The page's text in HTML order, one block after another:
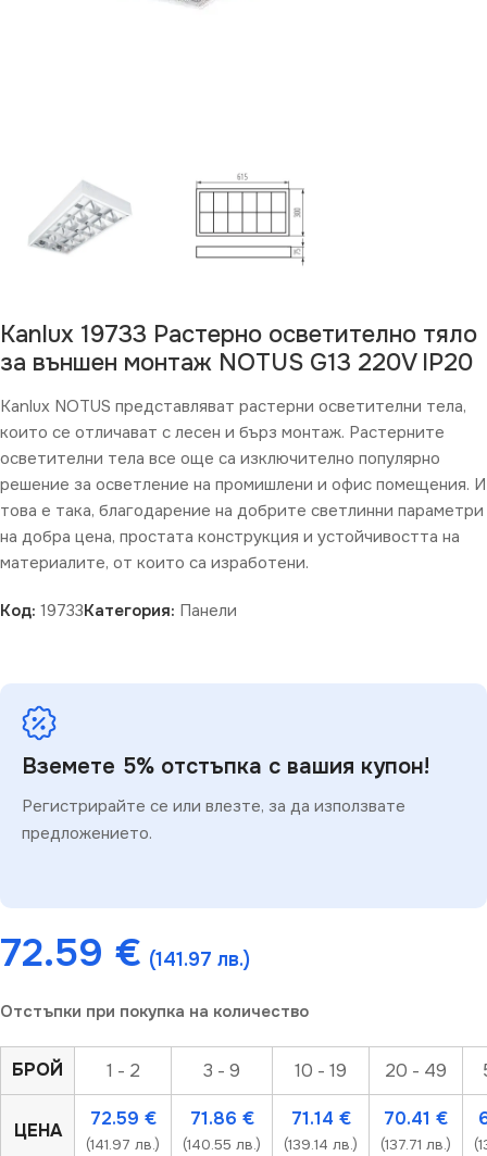
Kanlux 19733 Растерно осветително тяло
за външен монтаж NOTUS G13 220V IP20
Kanlux NOTUS представляват растерни осветителни тела,
които се отличават с лесен и бърз монтаж. Растерните
осветителни тела все още са изключително популярно
решение за осветление на промишлени и офис помещения. И
това е така, благодарение на добрите светлинни параметри
на добра цена, простата конструкция и устойчивостта на
материалите, от които са изработени.
Код: 19733Категория: Панели
Вземете 5% отстъпка с вашия купон!
Регистрирайте се или влезте, за да използвате
предложението.
72.59 € (141.97 лв.)
Отстъпки при покупка на количество
БРОЙ 1 - 2 3 - 9 10 - 19 20 - 49
ЦЕНА
72.59 €
(141.97 лв.)
71.86 €
(140.55 лв.)
71.14 €
(139.14 лв.)
70.41 €
(137.71 лв.)